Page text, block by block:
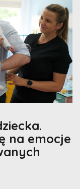
na emocje